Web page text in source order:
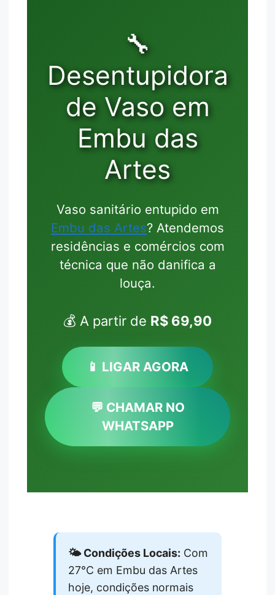
🔧
Desentupidora
de Vaso em
Embu das
Artes
Vaso sanitário entupido em
Embu das Artes? Atendemos
residências e comércios com
técnica que não danifica a
louça.
💰 A partir de R$ 69,90
📱 LIGAR AGORA
💬 CHAMAR NO
WHATSAPP
🌤️ Condições Locais: Com
27°C em Embu das Artes
hoje, condições normais